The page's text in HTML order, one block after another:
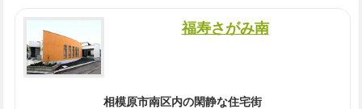
福寿さがみ南
相模原市南区内の閑静な住宅街